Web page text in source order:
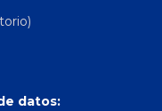
datos: